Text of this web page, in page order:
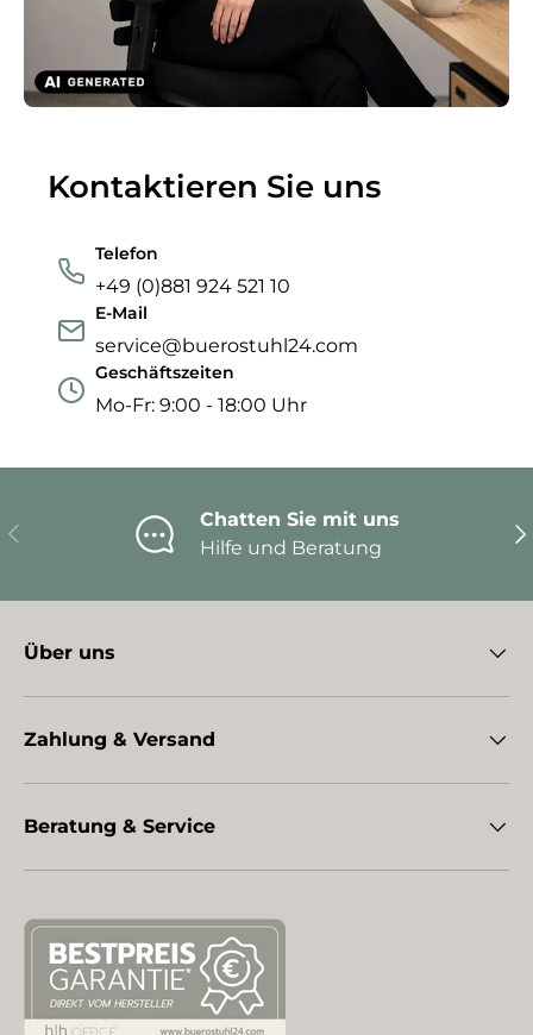
Kontaktieren Sie uns
Telefon
+49 (0)881 924 521 10
E-Mail
service@buerostuhl24.com
Geschäftszeiten
Mo-Fr: 9:00 - 18:00 Uhr
Vorherige
Chatten Sie mit uns
Hilfe und Beratung
Über uns
Zahlung & Versand
Beratung & Service